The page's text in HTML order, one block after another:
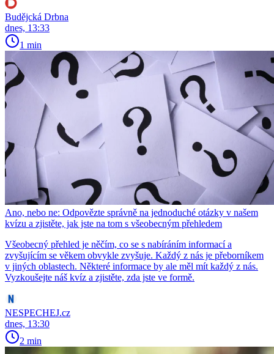
Budějcká Drbna
dnes, 13:33
1 min
Ano, nebo ne: Odpovězte správně na jednoduché otázky v našem
kvízu a zjistěte, jak jste na tom s všeobecným přehledem
Všeobecný přehled je něčím, co se s nabíráním informací a
zvyšujícím se věkem obvykle zvyšuje. Každý z nás je přeborníkem
v jiných oblastech. Některé informace by ale měl mít každý z nás.
Vyzkoušejte náš kvíz a zjistěte, zda jste ve formě.
NESPECHEJ.cz
dnes, 13:30
2 min